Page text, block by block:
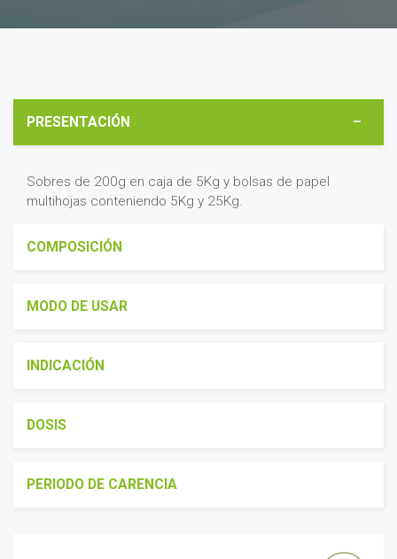
PRESENTACIÓN
Sobres de 200g en caja de 5Kg y bolsas de papel
multihojas conteniendo 5Kg y 25Kg.
COMPOSICIÓN
MODO DE USAR
INDICACIÓN
DOSIS
PERIODO DE CARENCIA